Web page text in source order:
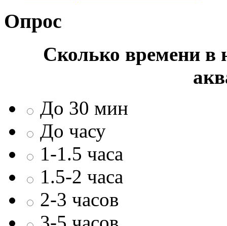
Опрос
Сколько времени в
До 30 мин
До часу
1-1.5 часа
1.5-2 часа
2-3 часов